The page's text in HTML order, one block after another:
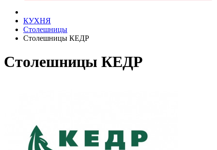
КУХНЯ
Столешницы
Столешницы КЕДР
Столешницы КЕДР